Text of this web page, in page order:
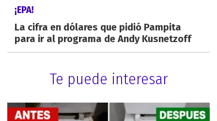
¡EPA!
La cifra en dólares que pidió Pampita
para ir al programa de Andy Kusnetzoff
Te puede interesar